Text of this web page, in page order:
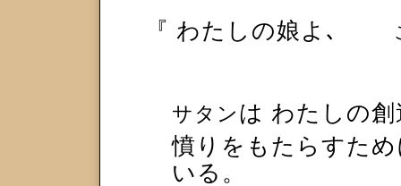
『 わたしの娘よ､
サタンは わたしの
憤りをもたらすた
いる。